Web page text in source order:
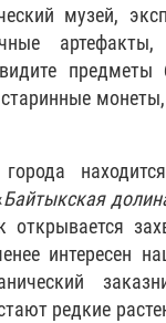
музей,
предметы
Байтыкская
открывается
интересен
редкие